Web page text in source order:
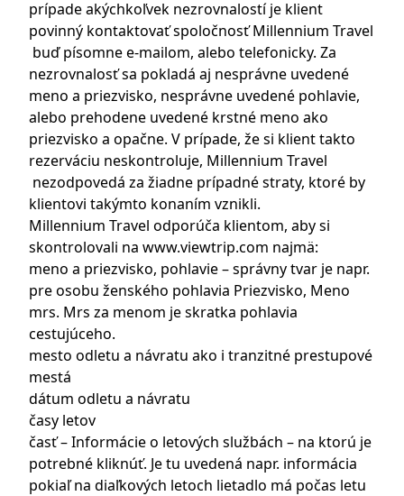
prípade akýchkoľvek nezrovnalostí je klient
povinný kontaktovať spoločnosť Millennium Travel
buď písomne e-mailom, alebo telefonicky. Za
nezrovnalosť sa pokladá aj nesprávne uvedené
meno a priezvisko, nesprávne uvedené pohlavie,
alebo prehodene uvedené krstné meno ako
priezvisko a opačne. V prípade, že si klient takto
rezerváciu neskontroluje, Millennium Travel
nezodpovedá za žiadne prípadné straty, ktoré by
klientovi takýmto konaním vznikli.
Millennium Travel odporúča klientom, aby si
skontrolovali na www.viewtrip.com najmä:
meno a priezvisko, pohlavie – správny tvar je napr.
pre osobu ženského pohlavia Priezvisko, Meno
mrs. Mrs za menom je skratka pohlavia
cestujúceho.
mesto odletu a návratu ako i tranzitné prestupové
mestá
dátum odletu a návratu
časy letov
časť – Informácie o letových službách – na ktorú je
potrebné kliknúť. Je tu uvedená napr. informácia
pokiaľ na diaľkových letoch lietadlo má počas letu